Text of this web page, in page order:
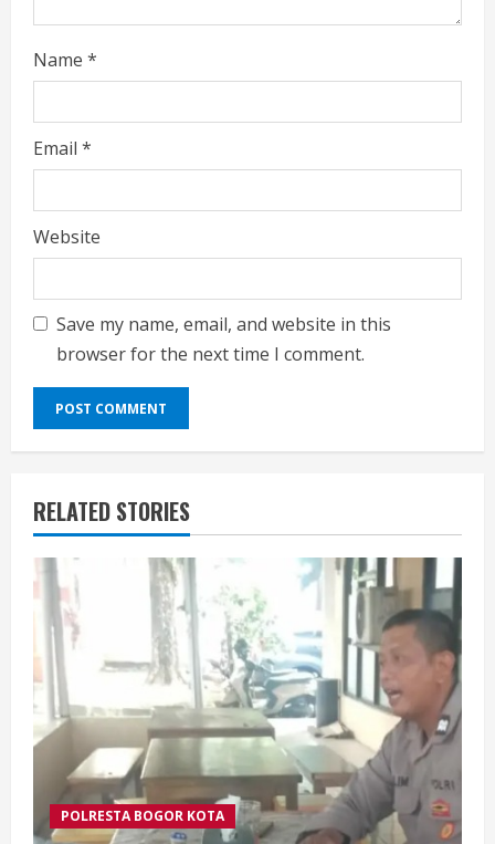
Name *
Email *
Website
Save my name, email, and website in this
browser for the next time I comment.
RELATED STORIES
POLRESTA BOGOR KOTA